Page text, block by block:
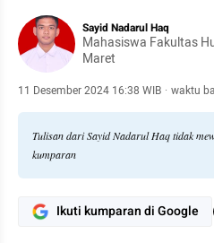
Sayid Nadarul Haq
Mahasiswa Fakultas
Maret
11 Desember 2024 16:38 WIB · waktu
Tulisan dari Sayid Nadarul Haq tidak
kumparan
Ikuti kumparan di Google